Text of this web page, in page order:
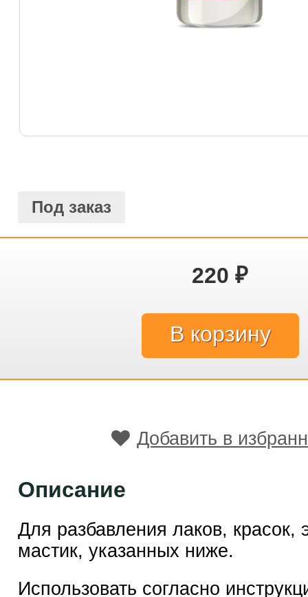
Под заказ
220 ₽
Добавить в
Описание
Для разбавления лаков, красок,
мастик, указанных ниже.
Использовать согласно